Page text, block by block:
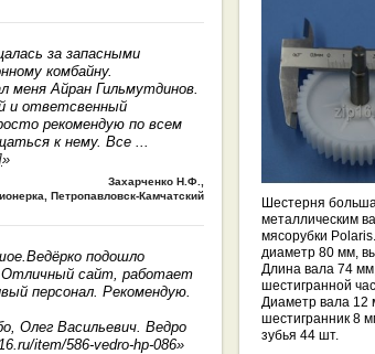
за запасными
комбайну.
меня Айран Гильмутдинов.
и ответсвенный
рекомендую по всем
к нему. Все
»
Захарченко Н.Ф.
Петропавловск-Камчатский
подошло
Отличный сайт, работает
персонал. Рекомендую.
Олег Васильевич. Ведро
item/586-vedro-hp-086»
Шестерня
металлическим
мясорубки
диаметр 80 мм,
Длина вала 74 мм,
шестигранной
Диаметр вала 12
шестигранник 8
зубья 44 шт.